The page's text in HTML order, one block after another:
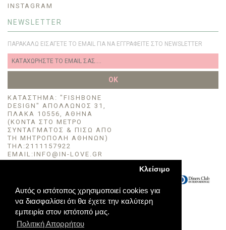
Αυτός ο ιστότοπος χρησιμοποιεί cookies για
να διασφαλίσει ότι θα έχετε την καλύτερη
εμπειρία στον ιστότοπό μας.
Πολιτική Απορρήτου
Κλείσιμο
INSTAGRAM
NEWSLETTER
ΠΑΡΑΚΑΛΏ ΕΙΣΆΓΕΤΕ ΤΟ EMAIL ΓΙΑ ΝΑ ΕΓΓΡΑΦΕΊΤΕ ΣΤΟ NEWSLETTER
OK
KΑΤΆΣΤΗΜΑ: "FISHBONE
DESIGN" ΑΠΌΛΛΩΝΟΣ 31,
ΠΛΆΚΑ 10556, ΑΘΉΝΑ
(ΚΟΝΤΆ ΣΤΟ ΜΈΤΡΟ
ΣΥΝΤΆΓΜΑΤΟΣ & ΠΙΣΩ ΑΠΟ
ΤΗ ΜΗΤΡΟΠΟΛΗ ΑΘΗΝΩΝ)
TΗΛ:2111157922
EMAIL:INFO@IN-LOVE.GR